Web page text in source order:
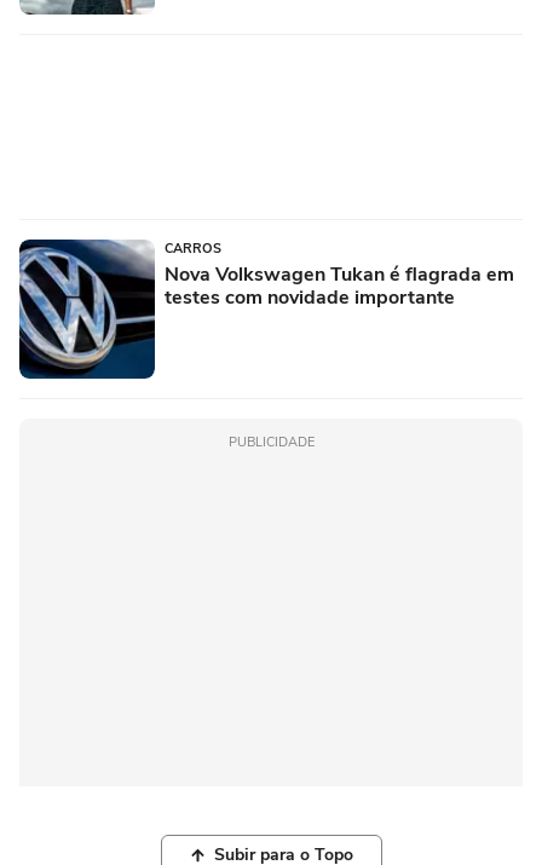
CARROS
Nova Volkswagen Tukan é flagrada em
testes com novidade importante
PUBLICIDADE
Subir para o Topo